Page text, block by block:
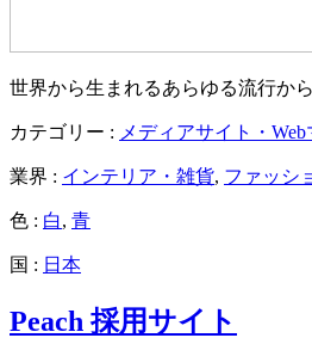
世界から生まれるあらゆる流行か
カテゴリー : メディアサイト・
業界 : インテリア・雑貨, ファッシ
色 : 白, 青
国 : 日本
Peach 採用サイト